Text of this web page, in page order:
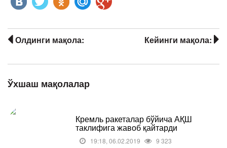
Кейинги мақола:
Олдинги мақола:
Ўхшаш мақолалар
Кремль ракеталар бўйича АҚШ
таклифига жавоб қайтарди
19:18, 06.02.2019 9 323